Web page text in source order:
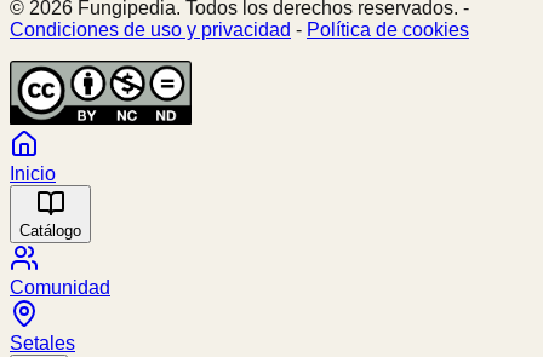
© 2026 Fungipedia. Todos los derechos reservados. -
Condiciones de uso y privacidad - Política de cookies
Inicio
Catálogo
Comunidad
Setales